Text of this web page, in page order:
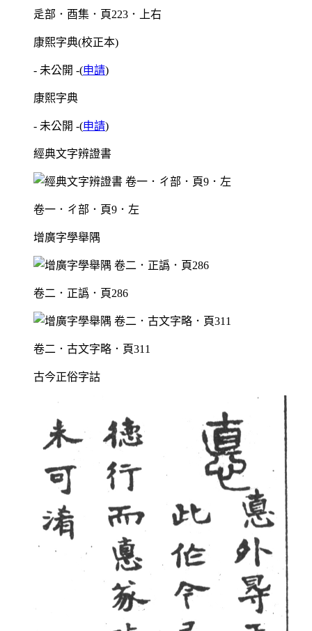
辵部．酉集．頁223．上右
康熙字典(校正本)
- 未公開 -(申請)
康熙字典
- 未公開 -(申請)
經典文字辨證書
卷一．ㄔ部．頁9．左
增廣字學舉隅
卷二．正譌．頁286
卷二．古文字略．頁311
古今正俗字詁